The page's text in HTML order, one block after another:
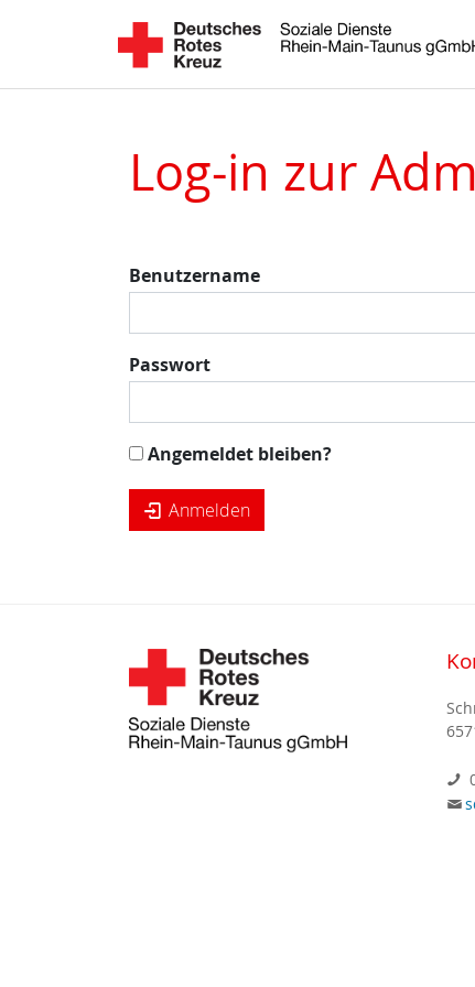
Log-in zur
Benutzername
Passwort
Angemeldet bleiben?
Anmelden